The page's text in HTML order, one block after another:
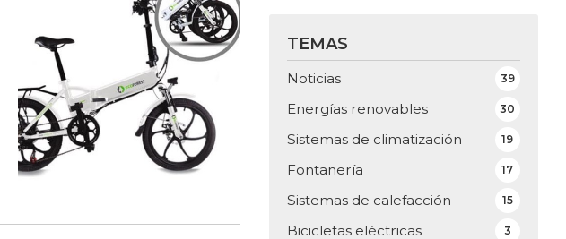
TEMAS
Noticias 39
Energías renovables 30
Sistemas de climatización 19
Fontanería 17
Sistemas de calefacción 15
Bicicletas eléctricas 3